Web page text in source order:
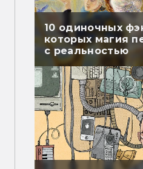
10 одиночных
которых магия
с реальностью